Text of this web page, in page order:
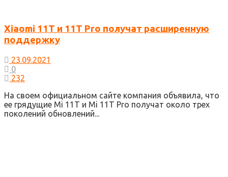
Xiaomi 11T и 11T Pro получат расширенную
поддержку
23.09.2021
0
232
На своем официальном сайте компания объявила, что
ее грядущие Mi 11T и Mi 11T Pro получат около трех
поколений обновлений...